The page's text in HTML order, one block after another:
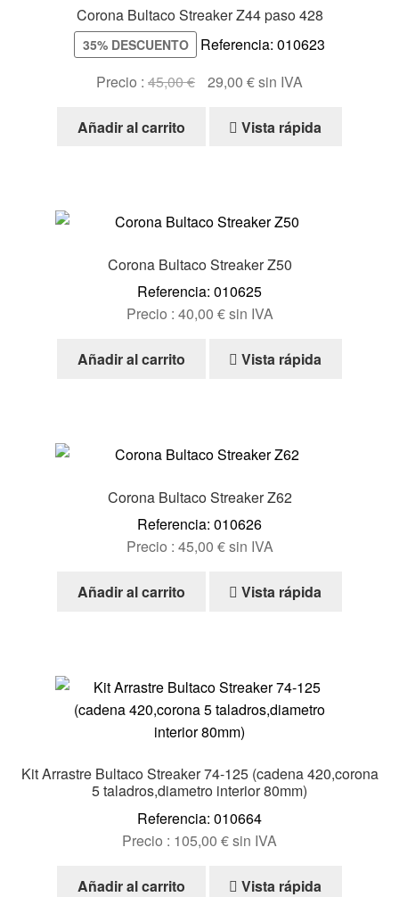
Corona Bultaco Streaker Z44 paso 428
35% DESCUENTO
Referencia: 010623
Precio :45,00€
El
original
29,00 €El
actual
sin IVA
Añadir al carrito Vista rápida
Corona Bultaco Streaker Z50
Referencia: 010625
Precio : 40,00 €sin IVA
Añadir al carrito Vista rápida
Corona Bultaco Streaker Z62
Referencia: 010626
Precio : 45,00 €sin IVA
Añadir al carrito Vista rápida
Kit Arrastre Bultaco Streaker 74-125 (cadena 420,corona
5 taladros,diametro interior 80mm)
Referencia: 010664
Precio : 105,00 €sin IVA
Añadir al carrito Vista rápida